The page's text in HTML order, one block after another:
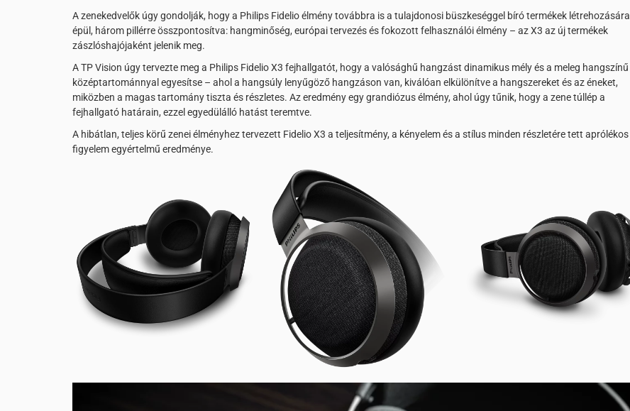
A zenekedvelők úgy gondolják, hogy a Philips Fidelio élmény továbbra is a tulajdonosi büszkeséggel bíró termékek létrehozására
épül, három pillérre összpontosítva: hangminőség, európai tervezés és fokozott felhasználói élmény – az X3 az új termékek
zászlóshajójaként jelenik meg.
A TP Vision úgy tervezte meg a Philips Fidelio X3 fejhallgatót, hogy a valósághű hangzást dinamikus mély és a meleg hangszínű
középtartománnyal egyesítse – ahol a hangsúly lenyűgöző hangzáson van, kiválóan elkülönítve a hangszereket és az éneket,
miközben a magas tartomány tiszta és részletes. Az eredmény egy grandiózus élmény, ahol úgy tűnik, hogy a zene túllép a
fejhallgató határain, ezzel egyedülálló hatást teremtve.
A hibátlan, teljes körű zenei élményhez tervezett Fidelio X3 a teljesítmény, a kényelem és a stílus minden részletére tett aprólékos
figyelem egyértelmű eredménye.